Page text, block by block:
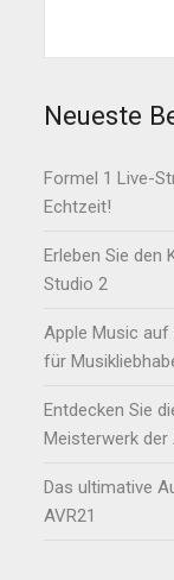
Neueste
Formel 1 Live-
Echtzeit!
Erleben Sie den
Studio 2
Apple Music
für
Entdecken Sie
Meisterwerk
Das ultimative
AVR21